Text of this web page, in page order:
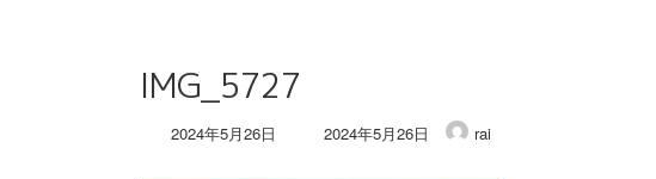
IMG_5727
2024年5月26日
最
2024年5月26日 rai